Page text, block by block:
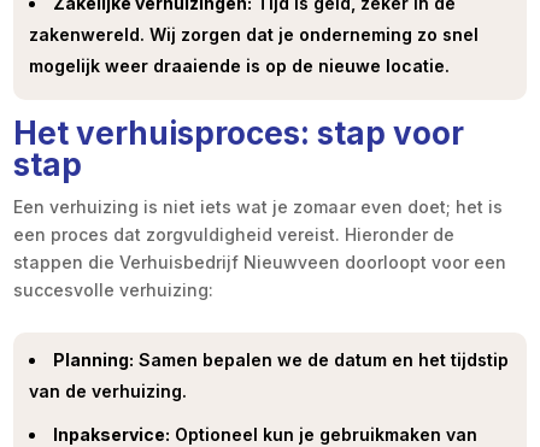
zakenwereld. Wij zorgen dat je onderneming zo snel
mogelijk weer draaiende is op de nieuwe locatie.
Het verhuisproces: stap voor
stap
Een verhuizing is niet iets wat je zomaar even doet; het is
een proces dat zorgvuldigheid vereist. Hieronder de
stappen die Verhuisbedrijf Nieuwveen doorloopt voor een
succesvolle verhuizing:
Planning: Samen bepalen we de datum en het tijdstip
van de verhuizing.
Inpakservice: Optioneel kun je gebruikmaken van